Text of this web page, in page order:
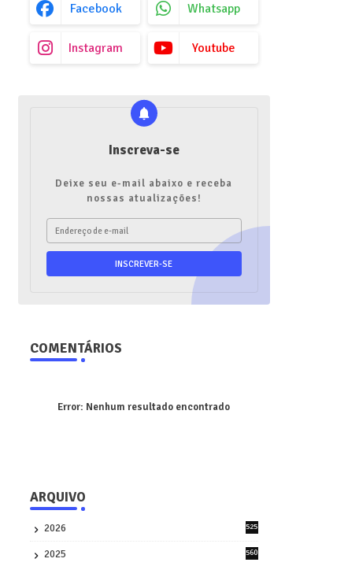
Facebook Whatsapp
Instagram Youtube
Inscreva-se
Deixe seu e-mail abaixo e receba
nossas atualizações!
COMENTÁRIOS
Error: Nenhum resultado encontrado
ARQUIVO
2026
525
2025
560